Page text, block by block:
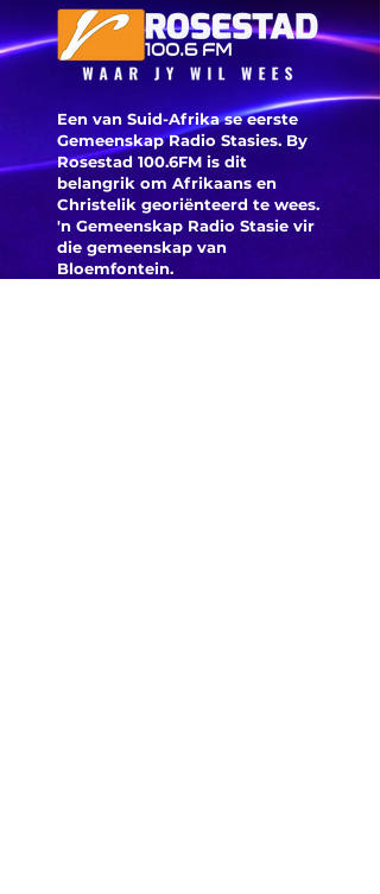
Een van Suid-Afrika se eerste
Gemeenskap Radio Stasies. By
Rosestad 100.6FM is dit
belangrik om Afrikaans en
Christelik georiënteerd te wees.
'n Gemeenskap Radio Stasie vir
die gemeenskap van
Bloemfontein.